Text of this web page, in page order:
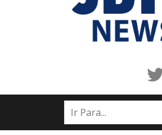
INÍCIO
NOTÍCIAS